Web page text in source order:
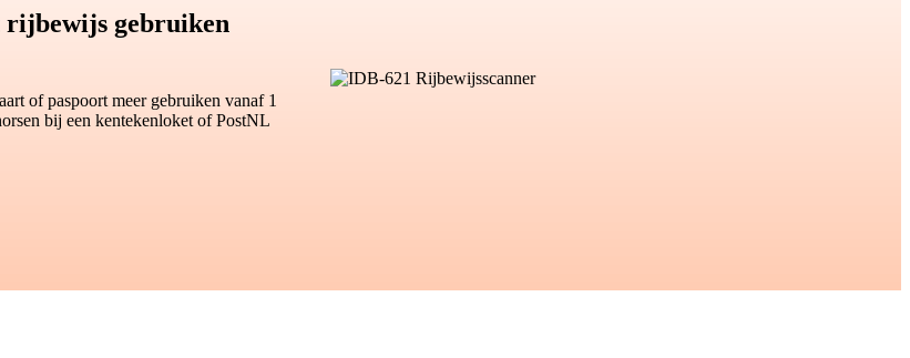
rijbewijs gebruiken
of paspoort meer gebruiken vanaf 1
bij een kentekenloket of PostNL